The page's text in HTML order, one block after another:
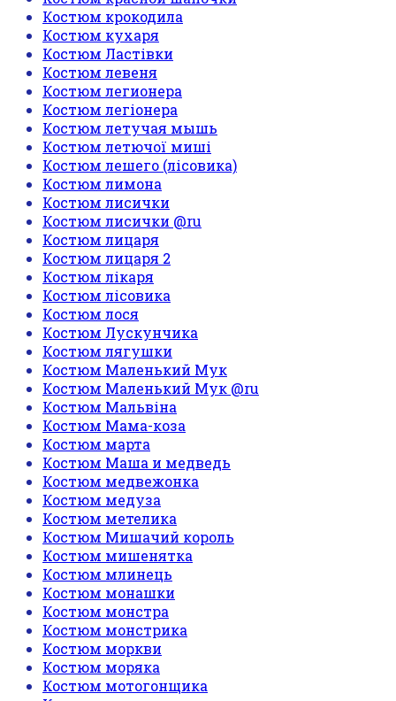
Костюм крокодила
Костюм кухаря
Костюм Ластівки
Костюм левеня
Костюм легионера
Костюм легіонера
Костюм летучая мышь
Костюм летючої миші
Костюм лешего (лісовика)
Костюм лимона
Костюм лисички
Костюм лисички @ru
Костюм лицаря
Костюм лицаря 2
Костюм лікаря
Костюм лісовика
Костюм лося
Костюм Лускунчика
Костюм лягушки
Костюм Маленький Мук
Костюм Маленький Мук @ru
Костюм Мальвіна
Костюм Мама-коза
Костюм марта
Костюм Маша и медведь
Костюм медвежонка
Костюм медуза
Костюм метелика
Костюм Мишачий король
Костюм мишенятка
Костюм млинець
Костюм монашки
Костюм монстра
Костюм монстрика
Костюм моркви
Костюм моряка
Костюм мотогонщика